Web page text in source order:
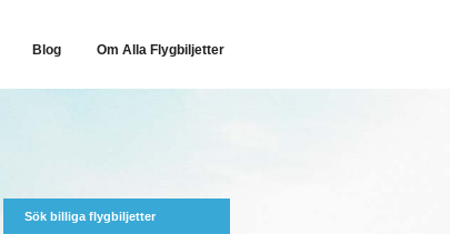
Blog Om Alla Flygbiljetter
Sök billiga flygbiljetter